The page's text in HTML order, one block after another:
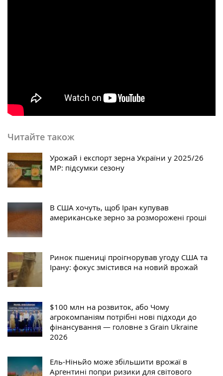
Читайте також
Урожай і експорт зерна України у 2025/26
МР: підсумки сезону
В США хочуть, щоб Іран купував
американське зерно за розморожені гроші
Ринок пшениці проігнорував угоду США та
Ірану: фокус змістився на новий врожай
$100 млн на розвиток, або Чому
агрокомпаніям потрібні нові підходи до
фінансування — головне з Grain Ukraine
2026
Ель-Ніньйо може збільшити врожаї в
Аргентині попри ризики для світового